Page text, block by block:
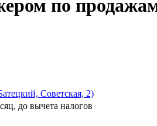
по
Советская, 2)
до вычета налогов